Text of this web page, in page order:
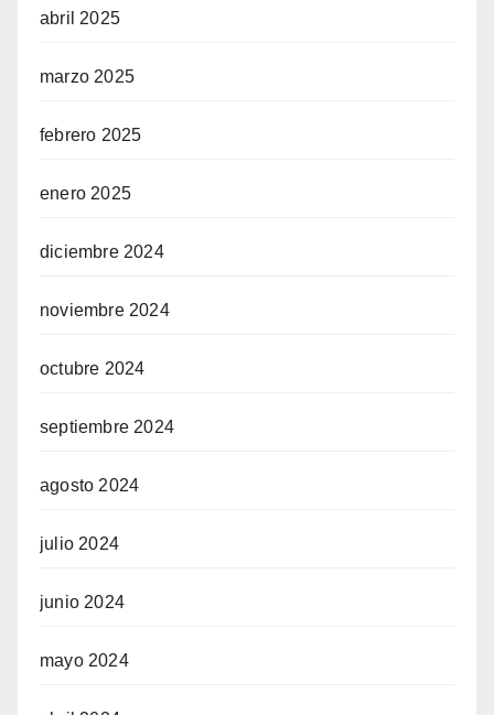
abril 2025
marzo 2025
febrero 2025
enero 2025
diciembre 2024
noviembre 2024
octubre 2024
septiembre 2024
agosto 2024
julio 2024
junio 2024
mayo 2024